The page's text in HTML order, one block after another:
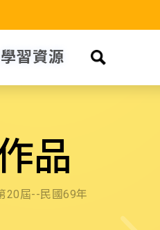
習資源
品
20屆--民國69年